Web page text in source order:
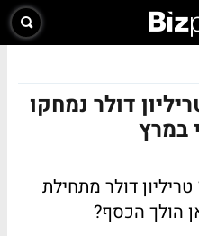
היומי - 2.5 טריליון דולר נמחקו
במרץ
שוקי המניות מחקו כ-11.5 טריליון דולר מתחילת
הולך הכסף?